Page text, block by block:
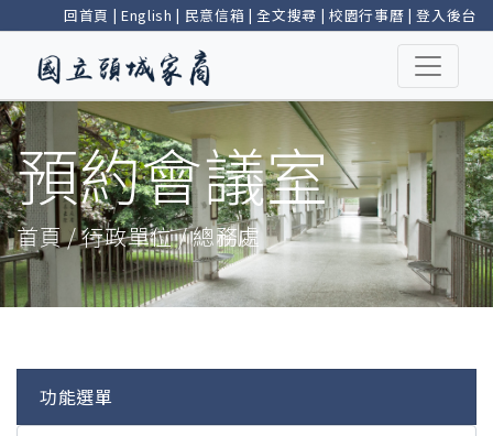
回首頁 | English | 民意信箱 |全文搜尋 | 校園行事曆 |登入後台
預約會議室
首頁 / 行政單位 / 總務處
功能選單